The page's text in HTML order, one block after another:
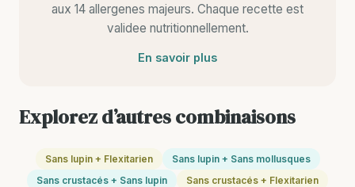
aux 14 allergenes majeurs. Chaque recette est
validee nutritionnellement.
En savoir plus
Explorez d’autres combinaisons
Sans lupin + Flexitarien
Sans lupin + Sans mollusques
Sans crustacés + Sans lupin
Sans crustacés + Flexitarien